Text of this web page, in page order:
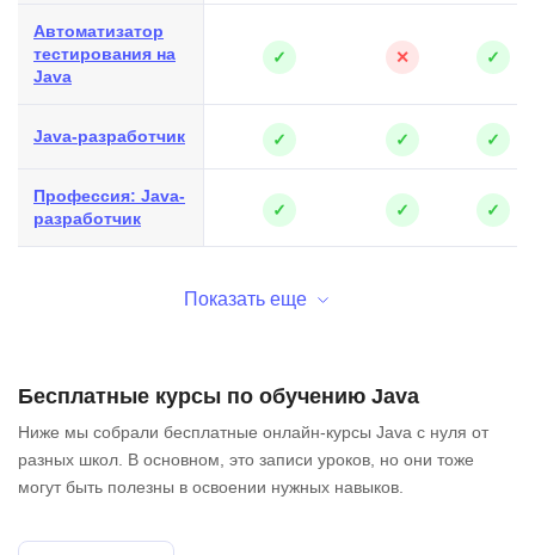
Автоматизатор
тестирования на
Java
✓ ✕ ✓
Java-разработчик ✓ ✓ ✓
Профессия: Java-
разработчик
✓ ✓ ✓
Показать еще
Бесплатные курсы по обучению Java
Ниже мы собрали бесплатные онлайн-курсы Java с нуля от
разных школ. В основном, это записи уроков, но они тоже
могут быть полезны в освоении нужных навыков.